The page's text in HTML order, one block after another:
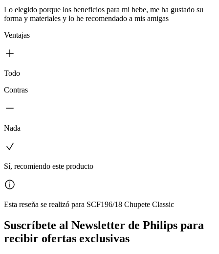
Lo elegido porque los beneficios para mi bebe, me ha gustado su
forma y materiales y lo he recomendado a mis amigas
Ventajas
Todo
Contras
Nada
Sí, recomiendo este producto
Esta reseña se realizó para SCF196/18 Chupete Classic
Suscríbete al Newsletter de Philips para
recibir ofertas exclusivas